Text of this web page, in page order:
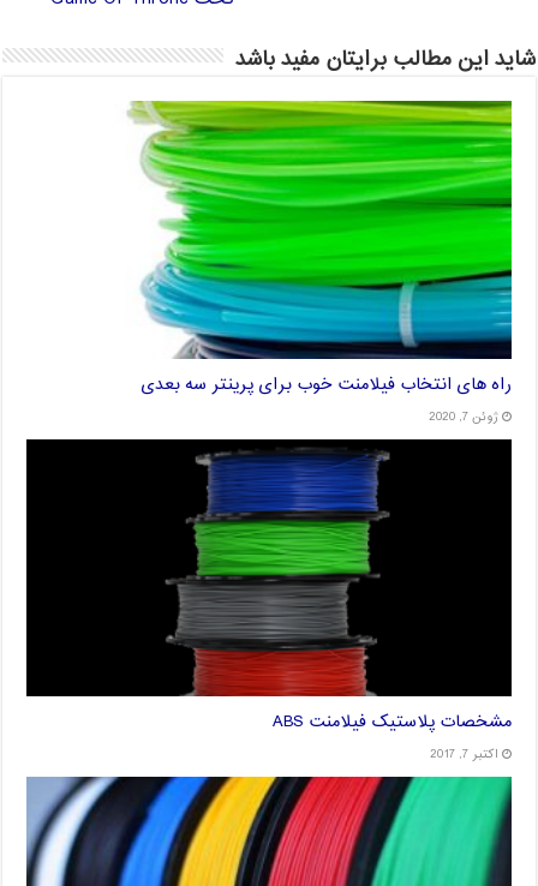
شاید این مطالب برایتان مفید باشد
راه های انتخاب فیلامنت خوب برای پرینتر سه بعدی
ژوئن 7, 2020
مشخصات پلاستیک فیلامنت ABS
اکتبر 7, 2017